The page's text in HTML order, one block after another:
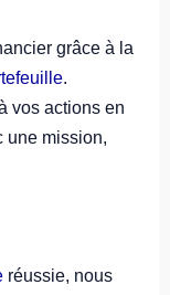
grâce à la
.
vos actions en
une mission,
réussie, nous